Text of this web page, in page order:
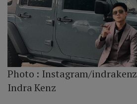
Photo : Instagram/indrakenz
Indra Kenz